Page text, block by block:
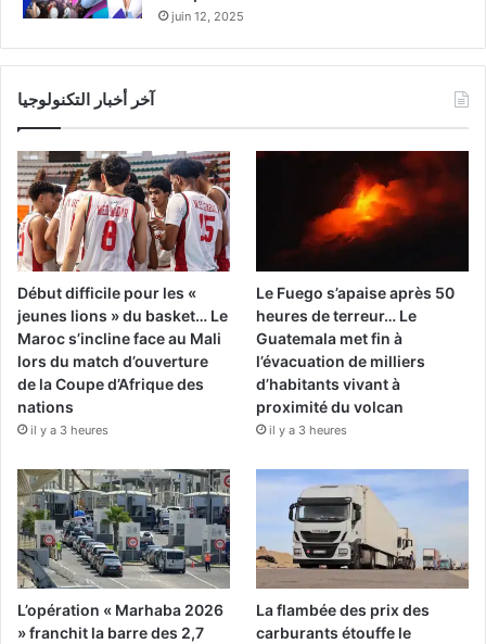
juin 12, 2025
آخر أخبار التكنولوجيا
Début difficile pour les «
jeunes lions » du basket… Le
Maroc s’incline face au Mali
lors du match d’ouverture
de la Coupe d’Afrique des
nations
il y a 3 heures
Le Fuego s’apaise après 50
heures de terreur… Le
Guatemala met fin à
l’évacuation de milliers
d’habitants vivant à
proximité du volcan
il y a 3 heures
L’opération « Marhaba 2026
» franchit la barre des 2,7
La flambée des prix des
carburants étouffe le